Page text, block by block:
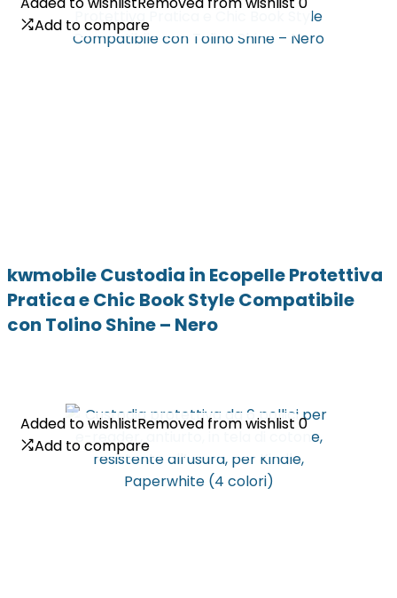
Add to compare
kwmobile Custodia in Ecopelle Protettiva
Pratica e Chic Book Style Compatibile
con Tolino Shine – Nero
Add to compare
Added to wishlistRemoved from wishlist 0
Add to compare
Added to wishlistRemoved from wishlist 0
Add to compare